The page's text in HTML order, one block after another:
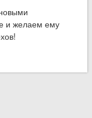
и желаем ему
Пантелеевичу
профессора